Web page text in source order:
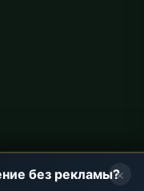
×
без рекламы?